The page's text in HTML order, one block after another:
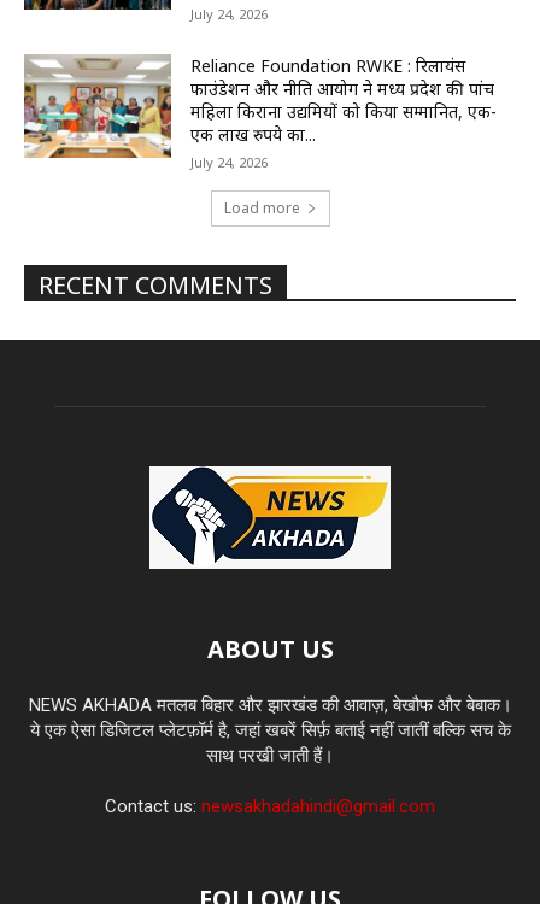
July 24, 2026
Reliance Foundation RWKE : रिलायंस
फाउंडेशन और नीति आयोग ने मध्य प्रदेश की पांच
महिला किराना उद्यमियों को किया सम्मानित, एक-
एक लाख रुपये का...
July 24, 2026
Load more
RECENT COMMENTS
ABOUT US
NEWS AKHADA मतलब बिहार और झारखंड की आवाज़, बेखौफ और बेबाक।
ये एक ऐसा डिजिटल प्लेटफ़ॉर्म है, जहां खबरें सिर्फ़ बताई नहीं जातीं बल्कि सच के
साथ परखी जाती हैं।
Contact us: newsakhadahindi@gmail.com